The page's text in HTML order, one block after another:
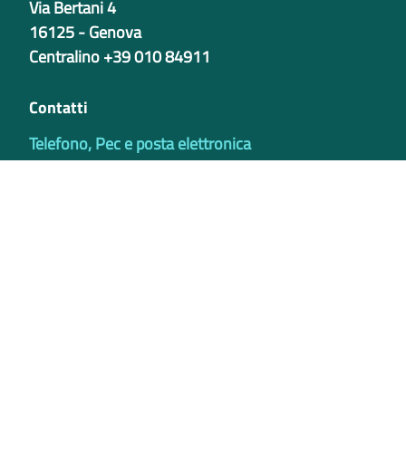
Via Bertani 4
16125 - Genova
Centralino +39 010 84911
Contatti
Telefono, Pec e posta elettronica